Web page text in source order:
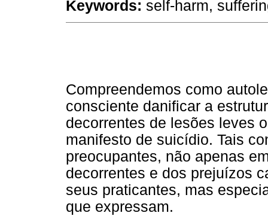
Keywords: self-harm,
Compreendemos como
consciente danificar a
decorrentes de lesões leves
manifesto de suicídio. Tais
preocupantes, não apenas
decorrentes e dos prejuízos
seus praticantes, mas
que expressam.